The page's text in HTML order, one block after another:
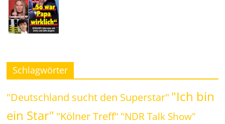
Schlagwörter
"Deutschland sucht den Superstar" "Ich bin
ein Star" "Kölner Treff" "NDR Talk Show"